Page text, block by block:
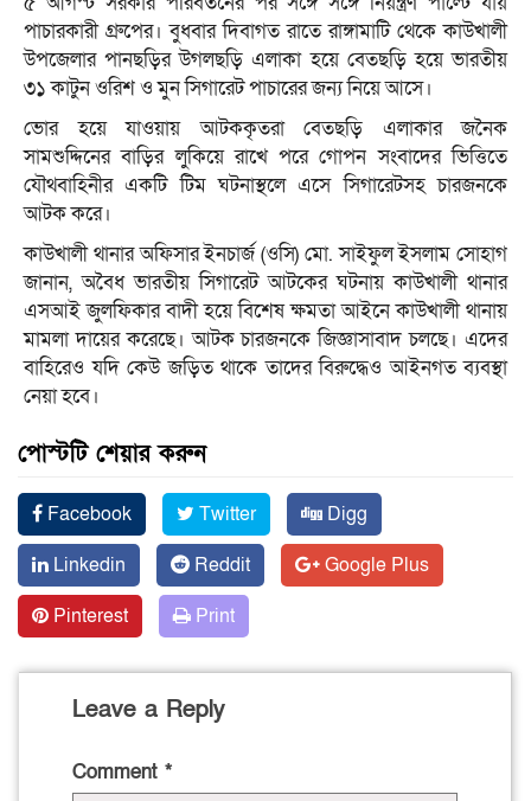
পাচারকারী গ্রুপের। বুধবার দিবাগত রাতে রাঙ্গামাটি থেকে কাউখালী
উপজেলার পানছড়ির উগলছড়ি এলাকা হয়ে বেতছড়ি হয়ে ভারতীয়
৩১ কাটুন ওরিশ ও মুন সিগারেট পাচারের জন্য নিয়ে আসে।
ভোর হয়ে যাওয়ায় আটককৃতরা বেতছড়ি এলাকার জনৈক
সামশুদ্দিনের বাড়ির লুকিয়ে রাখে পরে গোপন সংবাদের ভিত্তিতে
যৌথবাহিনীর একটি টিম ঘটনাস্থলে এসে সিগারেটসহ চারজনকে
আটক করে।
কাউখালী থানার অফিসার ইনচার্জ (ওসি) মো. সাইফুল ইসলাম সোহাগ
জানান, অবৈধ ভারতীয় সিগারেট আটকের ঘটনায় কাউখালী থানার
এসআই জুলফিকার বাদী হয়ে বিশেষ ক্ষমতা আইনে কাউখালী থানায়
মামলা দায়ের করেছে। আটক চারজনকে জিজ্ঞাসাবাদ চলছে। এদের
বাহিরেও যদি কেউ জড়িত থাকে তাদের বিরুদ্ধেও আইনগত ব্যবস্থা
নেয়া হবে।
পোস্টটি শেয়ার করুন
Facebook Twitter
Digg
Linkedin
Reddit
Google Plus
Pinterest
Print
Leave a Reply
Comment *